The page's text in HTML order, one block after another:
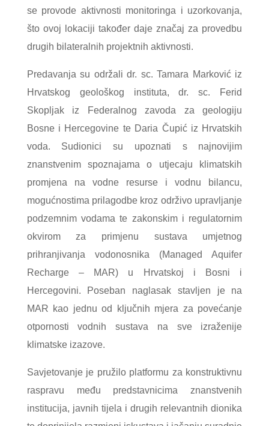
se provode aktivnosti monitoringa i uzorkovanja,
što ovoj lokaciji također daje značaj za provedbu
drugih bilateralnih projektnih aktivnosti.
Predavanja su održali dr. sc. Tamara Marković iz
Hrvatskog geološkog instituta, dr. sc. Ferid
Skopljak iz Federalnog zavoda za geologiju
Bosne i Hercegovine te Daria Čupić iz Hrvatskih
voda. Sudionici su upoznati s najnovijim
znanstvenim spoznajama o utjecaju klimatskih
promjena na vodne resurse i vodnu bilancu,
mogućnostima prilagodbe kroz održivo upravljanje
podzemnim vodama te zakonskim i regulatornim
okvirom za primjenu sustava umjetnog
prihranjivanja vodonosnika (Managed Aquifer
Recharge – MAR) u Hrvatskoj i Bosni i
Hercegovini. Poseban naglasak stavljen je na
MAR kao jednu od ključnih mjera za povećanje
otpornosti vodnih sustava na sve izraženije
klimatske izazove.
Savjetovanje je pružilo platformu za konstruktivnu
raspravu među predstavnicima znanstvenih
institucija, javnih tijela i drugih relevantnih dionika